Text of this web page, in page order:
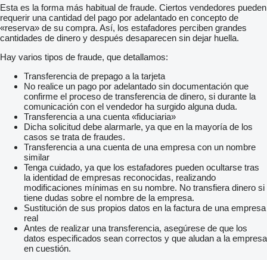
- Radio
- USB-Anschluss An Jedem Sitz
- Video
- DVD
- Sonstiges:
- Zwillingsbereift
Fahrzeugabmessungen: Länge 14 M; Breite 2,55 M; Höhe 4 M
- Radkappen
Bereifung: VA Ca. 20 %; MA Ca. 10 %; HA Ca. 20 %
- Unsere Interne Fahrzeugnummer: 11040
- Irrtümer Vorbehalten. Bilder Und Text Können Vom Fahrzeug
Abweichen. Ständig über 300 Fahrzeuge Im Angebot.
Esta es la forma más habitual de fraude. Ciertos vendedores pueden
requerir una cantidad del pago por adelantado en concepto de
«reserva» de su compra. Así, los estafadores perciben grandes
cantidades de dinero y después desaparecen sin dejar huella.
Hay varios tipos de fraude, que detallamos:
Transferencia de prepago a la tarjeta
No realice un pago por adelantado sin documentación que
confirme el proceso de transferencia de dinero, si durante la
comunicación con el vendedor ha surgido alguna duda.
Transferencia a una cuenta «fiduciaria»
Dicha solicitud debe alarmarle, ya que en la mayoría de los
casos se trata de fraudes.
Transferencia a una cuenta de una empresa con un nombre
similar
Tenga cuidado, ya que los estafadores pueden ocultarse tras
la identidad de empresas reconocidas, realizando
modificaciones mínimas en su nombre. No transfiera dinero si
tiene dudas sobre el nombre de la empresa.
Sustitución de sus propios datos en la factura de una empresa
real
Antes de realizar una transferencia, asegúrese de que los
datos especificados sean correctos y que aludan a la empresa
en cuestión.